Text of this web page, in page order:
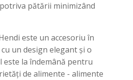
pătării minimizând
este un accesoriu în
un design elegant și o
este la îndemână pentru
de alimente - alimente